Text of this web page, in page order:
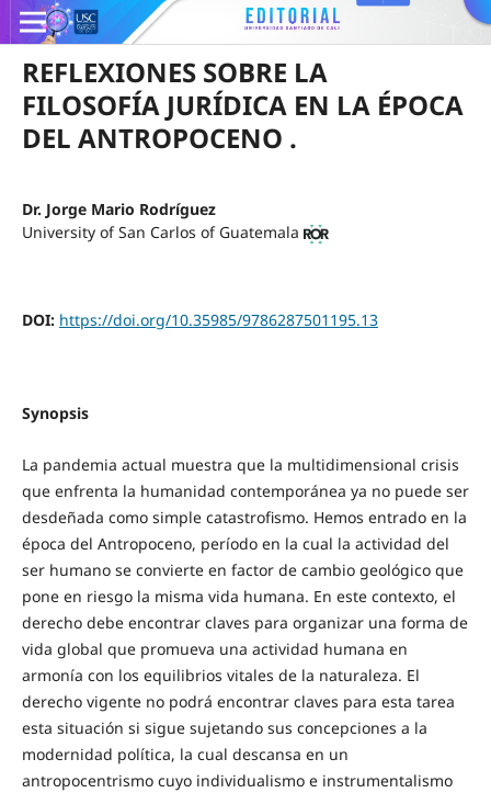
REFLEXIONES SOBRE LA
FILOSOFÍA JURÍDICA EN LA ÉPOCA
DEL ANTROPOCENO .
Dr. Jorge Mario Rodríguez
University of San Carlos of Guatemala
DOI: https://doi.org/10.35985/9786287501195.13
Synopsis
La pandemia actual muestra que la multidimensional crisis
que enfrenta la humanidad contemporánea ya no puede ser
desdeñada como simple catastrofismo. Hemos entrado en la
época del Antropoceno, período en la cual la actividad del
ser humano se convierte en factor de cambio geológico que
pone en riesgo la misma vida humana. En este contexto, el
derecho debe encontrar claves para organizar una forma de
vida global que promueva una actividad humana en
armonía con los equilibrios vitales de la naturaleza. El
derecho vigente no podrá encontrar claves para esta tarea
esta situación si sigue sujetando sus concepciones a la
modernidad política, la cual descansa en un
antropocentrismo cuyo individualismo e instrumentalismo